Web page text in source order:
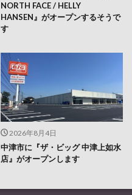
NORTH FACE / HELLY
HANSEN』がオープンするそうで
す
2026年8月4日
中津市に『ザ・ビッグ 中津上如水
店』がオープンします